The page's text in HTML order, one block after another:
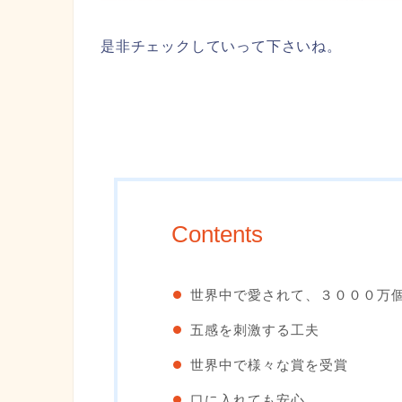
是非チェックしていって下さいね。
Contents
世界中で愛されて、３０００万
五感を刺激する工夫
世界中で様々な賞を受賞